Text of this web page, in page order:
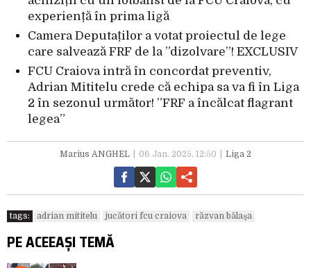
experiență în prima ligă
Camera Deputaților a votat proiectul de lege
care salvează FRF de la ”dizolvare”! EXCLUSIV
FCU Craiova intră în concordat preventiv,
Adrian Mititelu crede că echipa sa va fi în Liga
2 în sezonul următor! ”FRF a încălcat flagrant
legea”
Marius ANGHEL 06 Jan. 2025, 12:50 Liga 2
tags: adrian mititelu jucători fcu craiova răzvan bălașa
PE ACEEAȘI TEMĂ